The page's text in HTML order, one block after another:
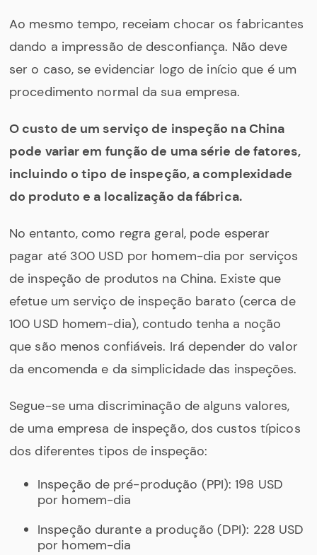
Ao mesmo tempo, receiam chocar os fabricantes
dando a impressão de desconfiança. Não deve
ser o caso, se evidenciar logo de início que é um
procedimento normal da sua empresa.
O custo de um serviço de inspeção na China
pode variar em função de uma série de fatores,
incluindo o tipo de inspeção, a complexidade
do produto e a localização da fábrica.
No entanto, como regra geral, pode esperar
pagar até 300 USD por homem-dia por serviços
de inspeção de produtos na China. Existe que
efetue um serviço de inspeção barato (cerca de
100 USD homem-dia), contudo tenha a noção
que são menos confiáveis. Irá depender do valor
da encomenda e da simplicidade das inspeções.
Segue-se uma discriminação de alguns valores,
de uma empresa de inspeção, dos custos típicos
dos diferentes tipos de inspeção:
Inspeção de pré-produção (PPI): 198 USD
por homem-dia
Inspeção durante a produção (DPI): 228 USD
por homem-dia